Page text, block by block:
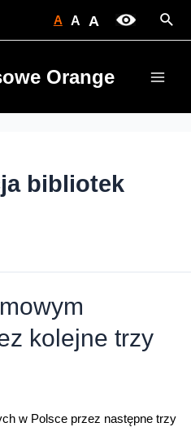
A A A
Orange
bibliotek
kolejne trzy
w Polsce przez następne trzy